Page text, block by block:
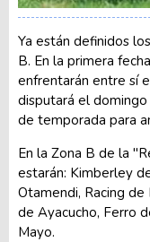
Ya están definidos
B. En la primera
enfrentarán entre sí
disputará el
de temporada para
En la Zona B de la
estarán: Kimberley
Otamendi, Racing
de Ayacucho, Ferro
Mayo.